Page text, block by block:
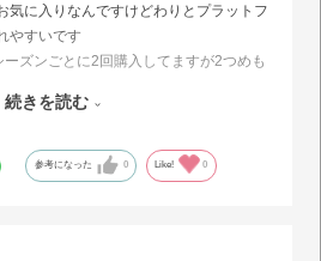
気に入りなんですけどわりとプラットフ
やすいです
ズンごとに2回購入してますが2つめも
心地もよくて可愛いとおもっているの
続きを読む
参考になった 0 Like! 0